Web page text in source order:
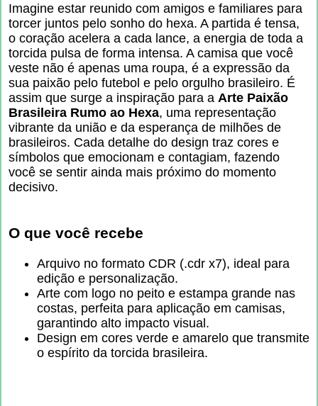
Imagine estar reunido com amigos e familiares para
torcer juntos pelo sonho do hexa. A partida é tensa,
o coração acelera a cada lance, a energia de toda a
torcida pulsa de forma intensa. A camisa que você
veste não é apenas uma roupa, é a expressão da
sua paixão pelo futebol e pelo orgulho brasileiro. É
assim que surge a inspiração para a Arte Paixão
Brasileira Rumo ao Hexa, uma representação
vibrante da união e da esperança de milhões de
brasileiros. Cada detalhe do design traz cores e
símbolos que emocionam e contagiam, fazendo
você se sentir ainda mais próximo do momento
decisivo.
O que você recebe
Arquivo no formato CDR (.cdr x7), ideal para
edição e personalização.
Arte com logo no peito e estampa grande nas
costas, perfeita para aplicação em camisas,
garantindo alto impacto visual.
Design em cores verde e amarelo que transmite
o espírito da torcida brasileira.